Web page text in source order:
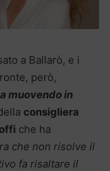
a Ballarò, e i
però,
muovendo in
consigliera
che ha
che non risolve il
fa risaltare il